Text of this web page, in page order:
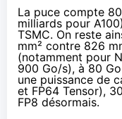
La puce compte
milliards pour
TSMC. On reste
mm² contre 826
(notamment pour
900 Go/s), à 80
une puissance de
et FP64 Tensor),
FP8 désormais.